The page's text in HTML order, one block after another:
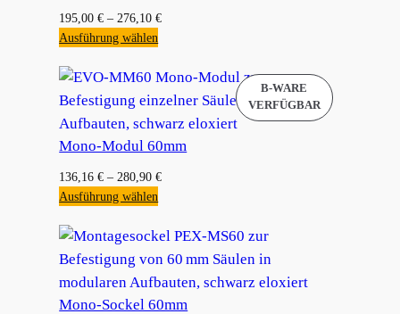
195,00€ – 276,10€
Ausführung wählen
Mono-Modul 60mm
136,16€ – 280,90€
Ausführung wählen
Mono-Sockel 60mm